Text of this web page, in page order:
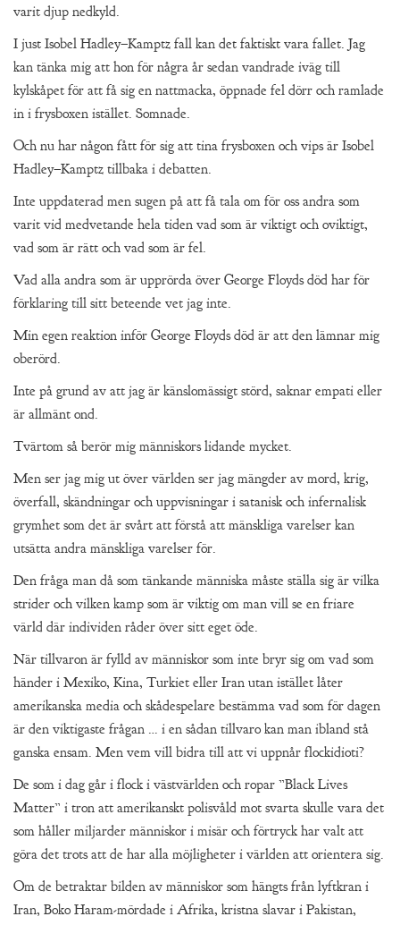
varit djup nedkyld.
I just Isobel Hadley–Kamptz fall kan det faktiskt vara fallet. Jag
kan tänka mig att hon för några år sedan vandrade iväg till
kylskåpet för att få sig en nattmacka, öppnade fel dörr och ramlade
in i frysboxen istället. Somnade.
Och nu har någon fått för sig att tina frysboxen och vips är Isobel
Hadley–Kamptz tillbaka i debatten.
Inte uppdaterad men sugen på att få tala om för oss andra som
varit vid medvetande hela tiden vad som är viktigt och oviktigt,
vad som är rätt och vad som är fel.
Vad alla andra som är upprörda över George Floyds död har för
förklaring till sitt beteende vet jag inte.
Min egen reaktion inför George Floyds död är att den lämnar mig
oberörd.
Inte på grund av att jag är känslomässigt störd, saknar empati eller
är allmänt ond.
Tvärtom så berör mig människors lidande mycket.
Men ser jag mig ut över världen ser jag mängder av mord, krig,
överfall, skändningar och uppvisningar i satanisk och infernalisk
grymhet som det är svårt att förstå att mänskliga varelser kan
utsätta andra mänskliga varelser för.
Den fråga man då som tänkande människa måste ställa sig är vilka
strider och vilken kamp som är viktig om man vill se en friare
värld där individen råder över sitt eget öde.
När tillvaron är fylld av människor som inte bryr sig om vad som
händer i Mexiko, Kina, Turkiet eller Iran utan istället låter
amerikanska media och skådespelare bestämma vad som för dagen
är den viktigaste frågan … i en sådan tillvaro kan man ibland stå
ganska ensam. Men vem vill bidra till att vi uppnår flockidioti?
De som i dag går i flock i västvärlden och ropar ”Black Lives
Matter” i tron att amerikanskt polisvåld mot svarta skulle vara det
som håller miljarder människor i misär och förtryck har valt att
göra det trots att de har alla möjligheter i världen att orientera sig.
Om de betraktar bilden av människor som hängts från lyftkran i
Iran, Boko Haram-mördade i Afrika, kristna slavar i Pakistan,